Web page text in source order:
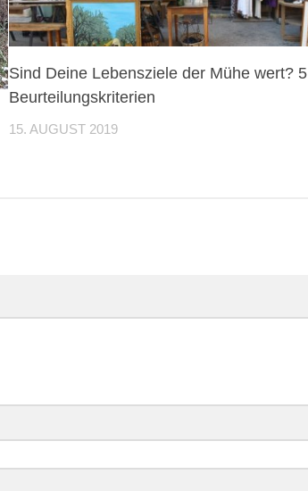
Sind Deine Lebensziele der Mühe wert? 5
Beurteilungskriterien
15. AUGUST 2019